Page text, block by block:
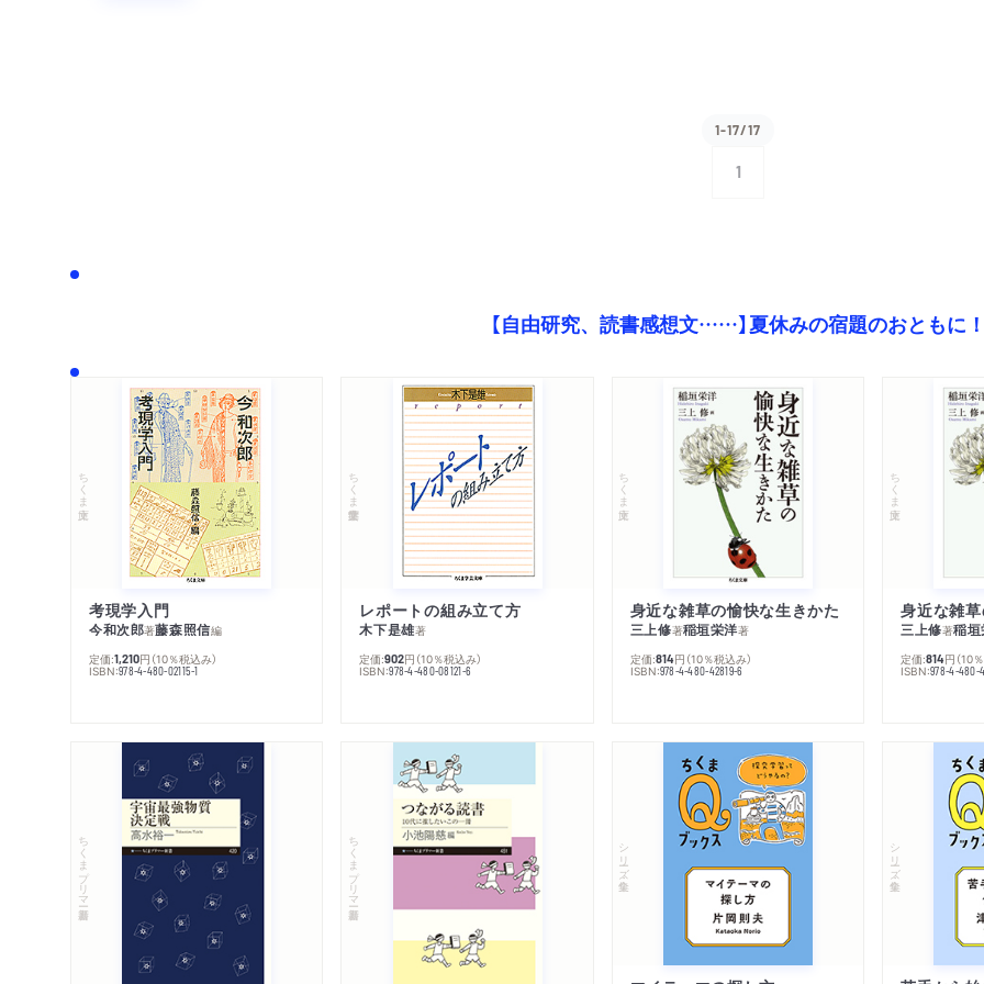
1-17/17
1
【自由研究、読書感想文……】夏休みの宿題のおともに
ちくま文庫
考現学入門
今和次郎著藤森照信編
定価:1,210円 （10％税込み）
ISBN:978-4-480-02115-1
ちくま学芸文庫
レポートの組み立て方
木下是雄著
定価:902円 （10％税込み）
ISBN:978-4-480-08121-6
ちくま文庫
身近な雑草の愉快な生きかた
三上修著稲垣栄洋著
定価:814円 （10％税込み）
ISBN:978-4-480-42819-6
ちくま文庫
身近な雑
三上修著稲
定価:814円 （10
ISBN:978-4-480-
ちくまプリマー新書 ちくまプリマー新書 シリーズ・全集 シリーズ・全集